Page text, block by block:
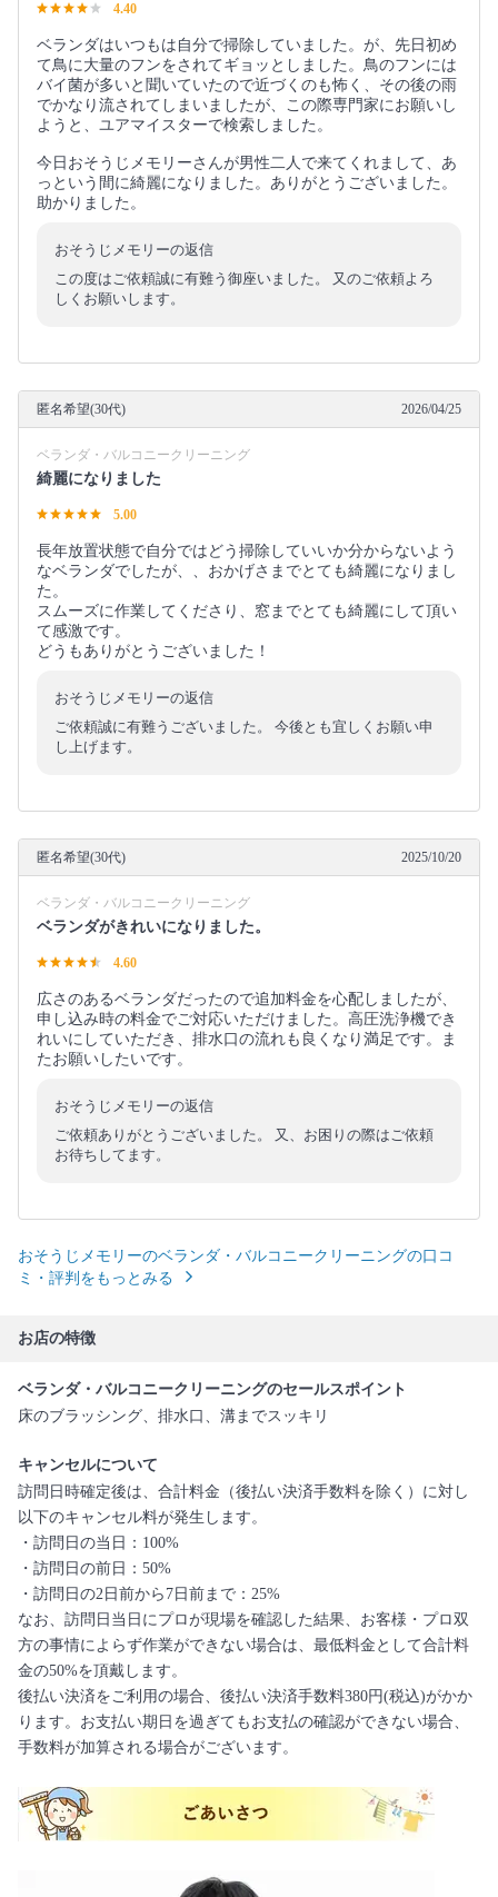
4.40
ベランダはいつもは自分で掃除していました。が、先日初め
て鳥に大量のフンをされてギョッとしました。鳥のフンには
バイ菌が多いと聞いていたので近づくのも怖く、その後の雨
でかなり流されてしまいましたが、この際専門家にお願いし
ようと、ユアマイスターで検索しました。
今日おそうじメモリーさんが男性二人で来てくれまして、あ
っという間に綺麗になりました。ありがとうございました。
助かりました。
おそうじメモリーの返信
この度はご依頼誠に有難う御座いました。 又のご依頼よろ
しくお願いします。
匿名希望(30代) 2026/04/25
ベランダ・バルコニークリーニング
綺麗になりました
5.00
長年放置状態で自分ではどう掃除していいか分からないよう
なベランダでしたが、、おかげさまでとても綺麗になりまし
た。
スムーズに作業してくださり、窓までとても綺麗にして頂い
て感激です。
どうもありがとうございました！
おそうじメモリーの返信
ご依頼誠に有難うございました。 今後とも宜しくお願い申
し上げます。
匿名希望(30代) 2025/10/20
ベランダ・バルコニークリーニング
ベランダがきれいになりました。
4.60
広さのあるベランダだったので追加料金を心配しましたが、
申し込み時の料金でご対応いただけました。高圧洗浄機でき
れいにしていただき、排水口の流れも良くなり満足です。ま
たお願いしたいです。
おそうじメモリーの返信
ご依頼ありがとうございました。 又、お困りの際はご依頼
お待ちしてます。
おそうじメモリーのベランダ・バルコニークリーニングの口コ
ミ・評判をもっとみる
お店の特徴
ベランダ・バルコニークリーニングのセールスポイント
床のブラッシング、排水口、溝までスッキリ
キャンセルについて
訪問日時確定後は、合計料金（後払い決済手数料を除く）に対し
以下のキャンセル料が発生します。
・訪問日の当日：100%
・訪問日の前日：50%
・訪問日の2日前から7日前まで：25%
なお、訪問日当日にプロが現場を確認した結果、お客様・プロ双
方の事情によらず作業ができない場合は、最低料金として合計料
金の50%を頂戴します。
後払い決済をご利用の場合、後払い決済手数料380円(税込)がかか
ります。お支払い期日を過ぎてもお支払の確認ができない場合、
手数料が加算される場合がございます。